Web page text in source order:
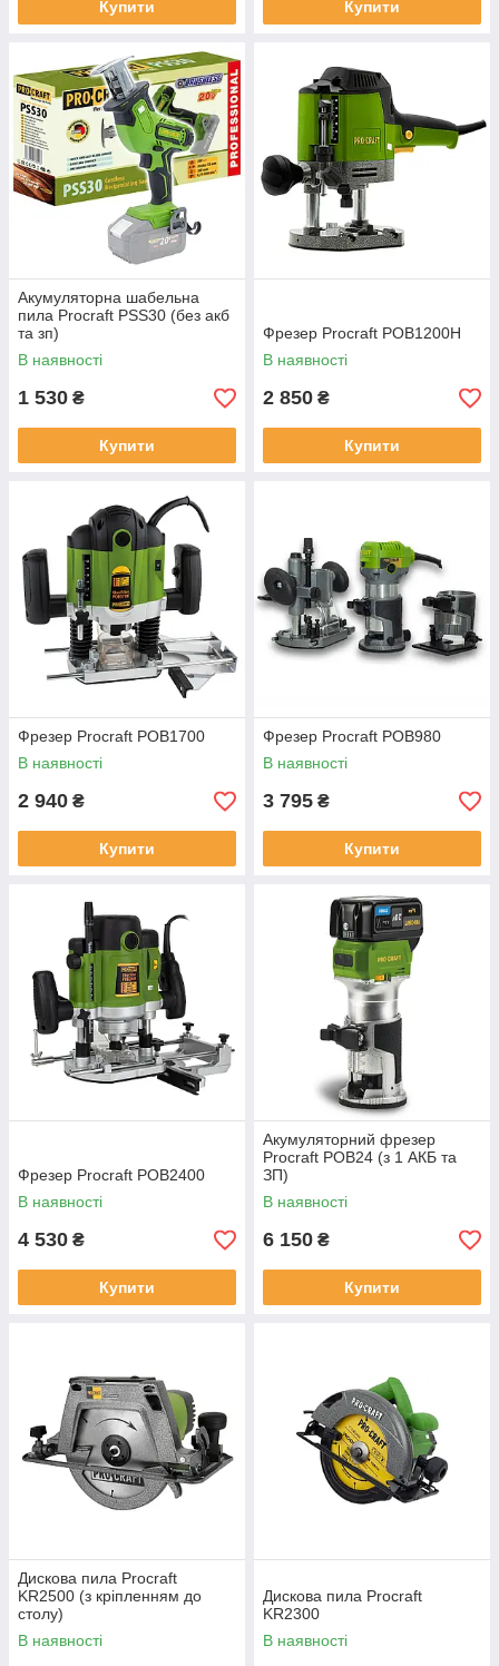
Купити Купити
Акумуляторна шабельна
пила Procraft PSS30 (без акб
та зп)
В наявності
1 530 ₴
Купити
Фрезер Procraft POB1200H
В наявності
2 850 ₴
Купити
Фрезер Procraft POB1700
В наявності
2 940 ₴
Купити
Фрезер Procraft POB980
В наявності
3 795 ₴
Купити
Фрезер Procraft POB2400
В наявності
4 530 ₴
Купити
Акумуляторний фрезер
Procraft POB24 (з 1 АКБ та
ЗП)
В наявності
6 150 ₴
Купити
Дискова пила Procraft
KR2500 (з кріпленням до
столу)
В наявності
Дискова пила Procraft
KR2300
В наявності